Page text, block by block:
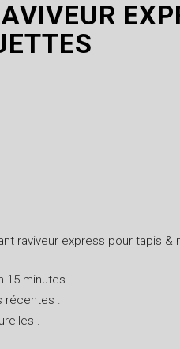
raviveur express pour tapis &
15 minutes .
récentes .
.